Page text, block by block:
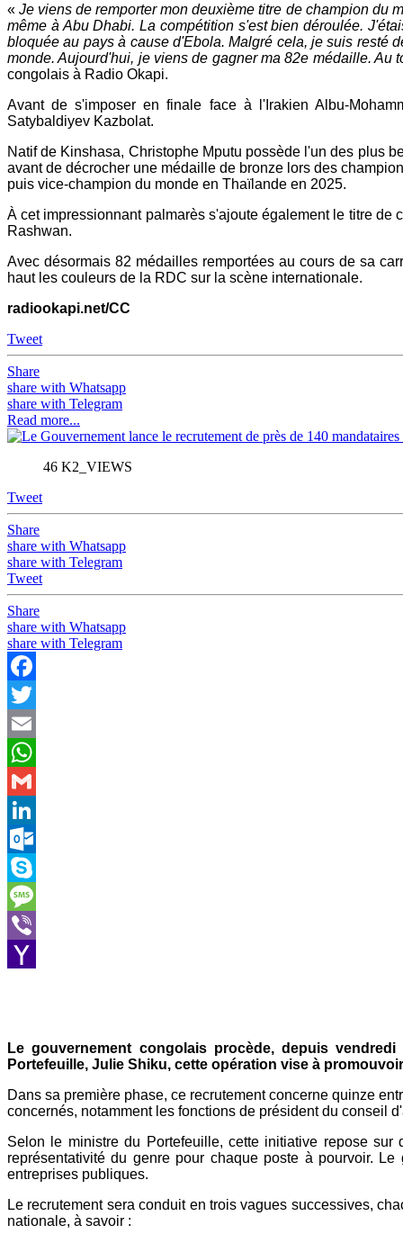
«Je viens de remporter mon deuxième titre de champion du
même à Abu Dhabi. La compétition s'est bien déroulée.
bloquée au pays à cause d'Ebola. Malgré cela, je suis resté
monde. Aujourd'hui, je viens de gagner ma 82e médaille.
congolais à Radio Okapi.
Avant de s'imposer en finale face à l'Irakien Albu-
Satybaldiyev Kazbolat.
Natif de Kinshasa, Christophe Mputu possède l'un des plus
avant de décrocher une médaille de bronze lors des
puis vice-champion du monde en Thaïlande en 2025.
À cet impressionnant palmarès s'ajoute également le titre
Rashwan.
Avec désormais 82 médailles remportées au cours de sa
haut les couleurs de la RDC sur la scène internationale.
radiookapi.net/CC
Tweet
Share
share with Whatsapp
share with Telegram
Read more...
46 K2_VIEWS
Tweet
Share
share with Whatsapp
share with Telegram
Tweet
Share
share with Whatsapp
share with Telegram
Facebook
Twitter
Email
WhatsApp
Gmail
LinkedIn
Outlook.com
Skype
Message
Viber
Le gouvernement congolais procède, depuis
Portefeuille, Julie Shiku, cette opération vise à
Dans sa première phase, ce recrutement concerne quinze
concernés, notamment les fonctions de président du conseil
Selon le ministre du Portefeuille, cette initiative repose
représentativité du genre pour chaque poste à pourvoir.
entreprises publiques.
Le recrutement sera conduit en trois vagues successives,
nationale, à savoir :